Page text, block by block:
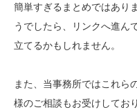
簡単すぎるまとめではあり
うでしたら、リンクへ進ん
立てるかもしれません。
また、当事務所ではこれら
様のご相談もお受けしてお